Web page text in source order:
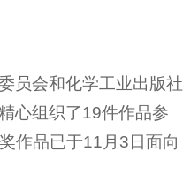
员会和化学工业出版社
心组织了19件作品参
作品已于11月3日面向